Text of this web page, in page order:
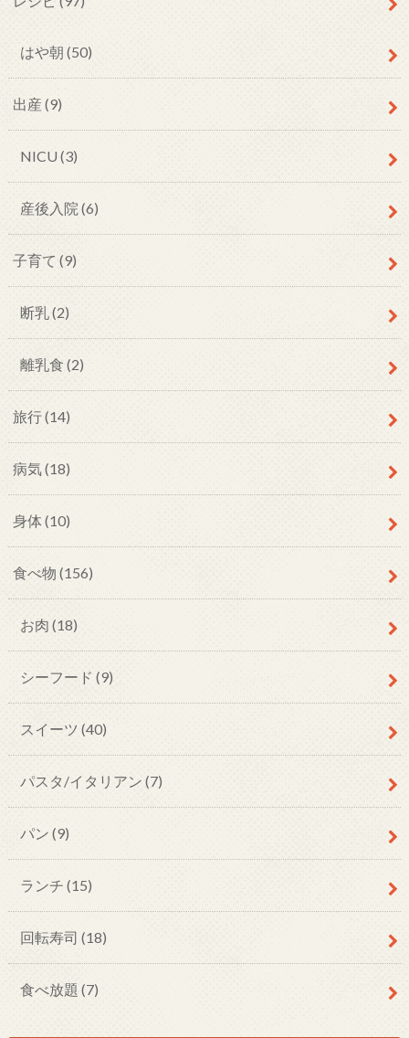
はや朝 (50)
出産 (9)
NICU (3)
産後入院 (6)
子育て (9)
断乳(2)
離乳食 (2)
旅行(14)
病気(18)
身体(10)
食べ物 (156)
お肉 (18)
シーフード (9)
スイーツ (40)
パスタ/イタリアン (7)
パン (9)
ランチ (15)
回転寿司 (18)
食べ放題 (7)